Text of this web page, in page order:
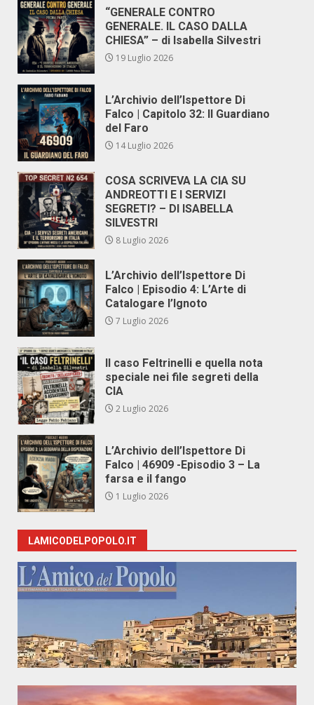
“GENERALE CONTRO
GENERALE. IL CASO DALLA
CHIESA” – di Isabella Silvestri
19 Luglio 2026
L’Archivio dell’Ispettore Di
Falco | Capitolo 32: Il Guardiano
del Faro
14 Luglio 2026
COSA SCRIVEVA LA CIA SU
ANDREOTTI E I SERVIZI
SEGRETI? – DI ISABELLA
SILVESTRI
8 Luglio 2026
L’Archivio dell’Ispettore Di
Falco | Episodio 4: L’Arte di
Catalogare l’Ignoto
7 Luglio 2026
Il caso Feltrinelli e quella nota
speciale nei file segreti della
CIA
2 Luglio 2026
L’Archivio dell’Ispettore Di
Falco | 46909 -Episodio 3 – La
farsa e il fango
1 Luglio 2026
LAMICODELPOPOLO.IT